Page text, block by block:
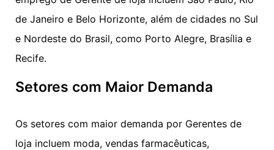
de Janeiro e Belo Horizonte, além de cidades no Sul
e Nordeste do Brasil, como Porto Alegre, Brasília e
Recife.
Setores com Maior Demanda
Os setores com maior demanda por Gerentes de
loja incluem moda, vendas farmacêuticas,